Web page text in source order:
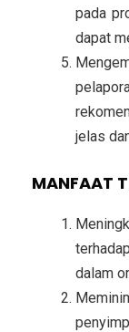
pada
dapat
jelas
MANFAAT
dalam